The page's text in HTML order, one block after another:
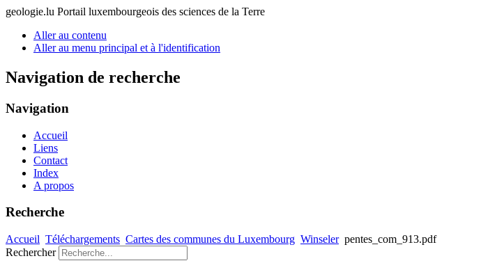
geologie.lu Portail luxembourgeois des sciences de la Terre
Aller au contenu
Aller au menu principal et à l'identification
Navigation de recherche
Navigation
Accueil
Liens
Contact
Index
A propos
Recherche
Accueil Téléchargements Cartes des communes du Luxembourg Winseler pentes_com_913.pdf
Rechercher